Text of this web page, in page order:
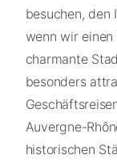
besuchen, den
wenn wir
charmante
besonders
Auvergne-
historischen